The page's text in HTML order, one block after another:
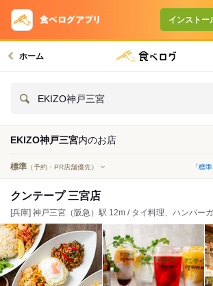
インストー
ホーム
EKIZO神戸三宮
EKIZO神戸三宮内のお店
標準 （予約・PR店舗優先） 「標
クンテープ 三宮店
[兵庫] 神戸三宮（阪急）駅 12m / タイ料理、ハンバー